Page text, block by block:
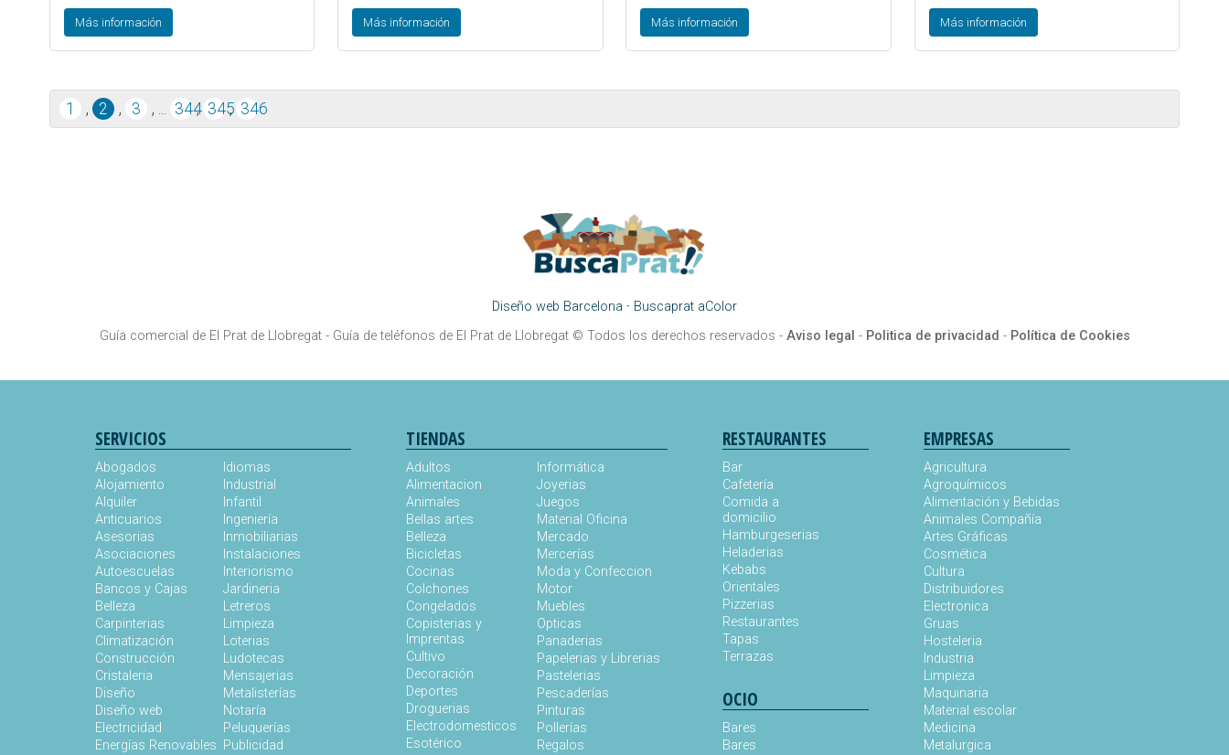
Más información Más información Más información Más información
1 , 2 , 3 , 344
, 345
, 346
Diseño web Barcelona · Buscaprat aColor
Guía comercial de El Prat de Llobregat - Guía de teléfonos de El Prat de Llobregat© Todos los derechos reservados - Aviso legal - Politica de privacidad - Política de Cookies
SERVICIOS
Abogados
Alojamiento
Alquiler
Anticuarios
Asesorias
Asociaciones
Autoescuelas
Bancos y Cajas
Belleza
Carpinterias
Climatización
Construcción
Cristaleria
Diseño
Diseño web
Electricidad
Energías Renovables
Idiomas
Industrial
Infantil
Ingeniería
Inmobiliarias
Instalaciones
Interiorismo
Jardineria
Letreros
Limpieza
Loterias
Ludotecas
Mensajerias
Metalisterías
Notaría
Peluquerías
Publicidad
TIENDAS
Adultos
Alimentacion
Animales
Bellas artes
Belleza
Bicicletas
Cocinas
Colchones
Congelados
Copisterias y
Imprentas
Cultivo
Decoración
Deportes
Droguerias
Electrodomesticos
Esotérico
Informática
Joyerias
Juegos
Material Oficina
Mercado
Mercerías
Moda y Confeccion
Motor
Muebles
Opticas
Panaderias
Papelerias y Librerias
Pastelerias
Pescaderías
Pinturas
Pollerías
Regalos
RESTAURANTES
Bar
Cafetería
Comida a
domicilio
Hamburgeserias
Heladerias
Kebabs
Orientales
Pizzerias
Restaurantes
Tapas
Terrazas
OCIO
Bares
Bares
EMPRESAS
Agricultura
Agroquímicos
Alimentación y Bebidas
Animales Compañía
Artes Gráficas
Cosmética
Cultura
Distribuidores
Electronica
Gruas
Hosteleria
Industria
Limpieza
Maquinaria
Material escolar
Medicina
Metalurgica